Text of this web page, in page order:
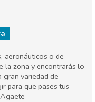
aeronáuticos o de
la zona y encontrarás lo
variedad de
para que pases tus